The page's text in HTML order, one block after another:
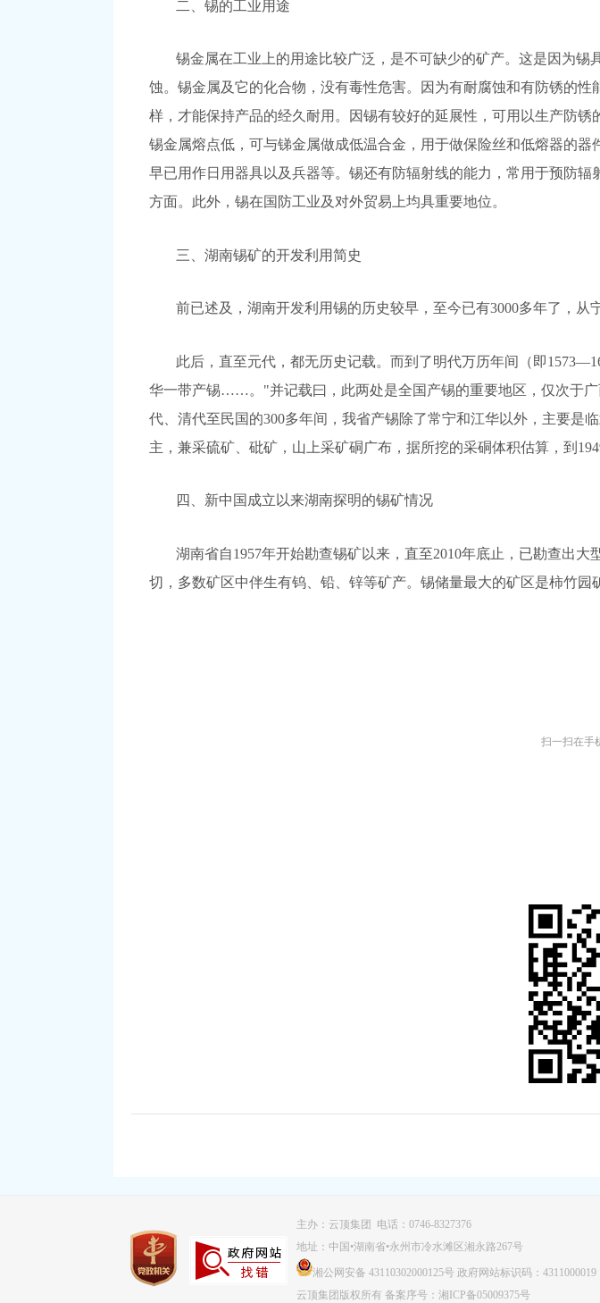
二、锡的工业用途
锡金属在工业上的用途比较广泛，是不可缺少的矿产。这是因为
蚀。锡金属及它的化合物，没有毒性危害。因为有耐腐蚀和有防锈的
样，才能保持产品的经久耐用。因锡有较好的延展性，可用以生产防
锡金属熔点低，可与锑金属做成低温合金，用于做保险丝和低熔器的
早已用作日用器具以及兵器等。锡还有防辐射线的能力，常用于预防
方面。此外，锡在国防工业及对外贸易上均具重要地位。
三、湖南锡矿的开发利用简史
前已述及，湖南开发利用锡的历史较早，至今已有3000多年了，从
此后，直至元代，都无历史记载。而到了明代万历年间（即
华一带产锡……。"并记载曰，此两处是全国产锡的重要地区，仅次于
代、清代至民国的300多年间，我省产锡除了常宁和江华以外，主要是
主，兼采硫矿、砒矿，山上采矿硐广布，据所挖的采硐体积估算，到
四、新中国成立以来湖南探明的锡矿情况
湖南省自1957年开始勘查锡矿以来，直至2010年底止，已勘查出
切，多数矿区中伴生有钨、铅、锌等矿产。锡储量最大的矿区是柿竹园
扫一扫在手
主办：云顶集团 电话：0746-8327376
地址：中国•湖南省•永州市冷水滩区湘永路267号
湘公网安备 43110302000125号 政府网站标识码：4311000019
云顶集团版权所有 备案序号：湘ICP备05009375号